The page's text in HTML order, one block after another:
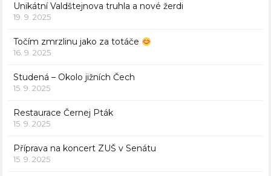
Unikátní Valdštejnova truhla a nové žerdi
19. 9. 2025
Točím zmrzlinu jako za totáče
16. 9. 2025
Studená – Okolo jižních Čech
15. 9. 2025
Restaurace Černej Pták
15. 9. 2025
Příprava na koncert ZUŠ v Senátu
15. 9. 2025